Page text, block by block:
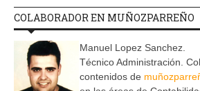
COLABORADOR EN MUÑOZPARREÑO
Manuel Lopez Sanchez.
Técnico Administración.
contenidos de